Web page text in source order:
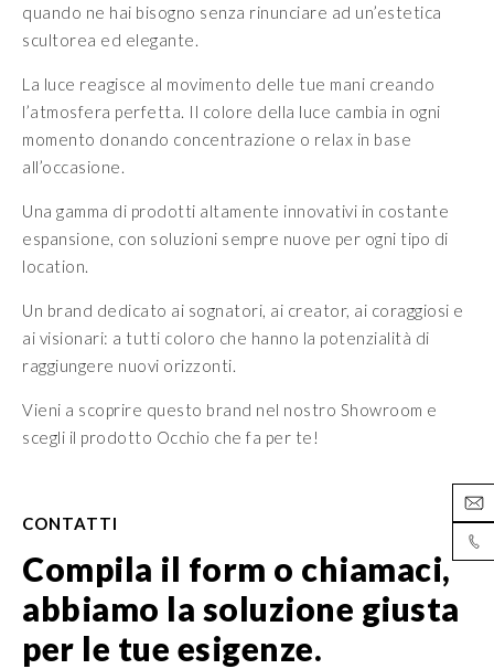
quando ne hai bisogno senza rinunciare ad un’estetica
scultorea ed elegante.
La luce reagisce al movimento delle tue mani creando
l’atmosfera perfetta. Il colore della luce cambia in ogni
momento donando concentrazione o relax in base
all’occasione.
Una gamma di prodotti altamente innovativi in costante
espansione, con soluzioni sempre nuove per ogni tipo di
location.
Un brand dedicato ai sognatori, ai creator, ai coraggiosi e
ai visionari: a tutti coloro che hanno la potenzialità di
raggiungere nuovi orizzonti.
Vieni a scoprire questo brand nel nostro Showroom e
scegli il prodotto Occhio che fa per te!
CONTATTI
Compila il form o chiamaci,
abbiamo la soluzione giusta
per le tue esigenze.